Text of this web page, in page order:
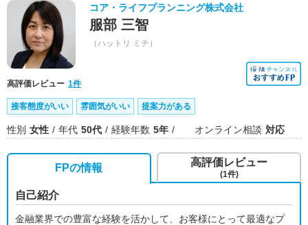
コア・ライフプランニング株式会社
服部 三智
（ハットリ ミチ）
高評価レビュー 1件
接客態度がいい 雰囲気がいい 提案力がある
性別 女性 年代 50代 経験年数 5年 オンライン相談 対応
FPの情報
自己紹介
金融業界での豊富な経験を活かして、お客様にとって最適なプ
高評価レビュー
(1件)